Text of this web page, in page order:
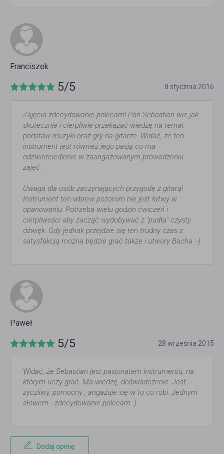
Franciszek
5/5 8 stycznia 2016
Zajęcia zdecydowanie polecam! Pan Sebastian wie jak
skutecznie i cierpliwie przekazać wiedzę na temat
podstaw muzyki oraz gry na gitarze. Widać, że ten
instrument jest również jego pasją co ma
odzwierciedlenie w zaangażowanym prowadzeniu
zajęć.
Uwaga dla osób zaczynających przygodę z gitarą!
Instrument ten wbrew pozorom nie jest łatwy w
opanowaniu. Potrzeba wielu godzin ćwiczeń i
cierpliwości aby zacząć wydobywać z "pudła" czysty
dźwięk. Gdy jednak przejdzie się ten trudny czas z
satysfakcją można będzie grać także i utwory Bacha :-)
Paweł
5/5 28 września 2015
Widać, że Sebastian jest pasjonatem instrumentu, na
którym uczy grać. Ma wiedzę, doświadczenie. Jest
życzliwy, pomocny , angażuje się w to co robi. Jednym
słowem - zdecydowanie polecam :)
Dodaj opinię